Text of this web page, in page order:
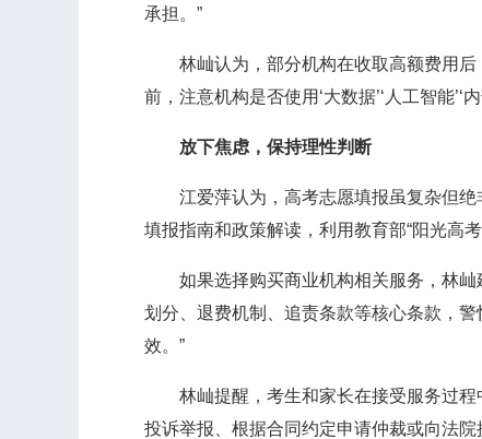
承担。”
林屾认为，部分机构在收取高额费用后
前，注意机构是否使用‘大数据’‘人工智能
放下焦虑，保持理性判断
江爱萍认为，高考志愿填报虽复杂但绝非
填报指南和政策解读，利用教育部“阳光高
如果选择购买商业机构相关服务，林屾
划分、退费机制、追责条款等核心条款，警
效。”
林屾提醒，考生和家长在接受服务过程
投诉举报、根据合同约定申请仲裁或向法院